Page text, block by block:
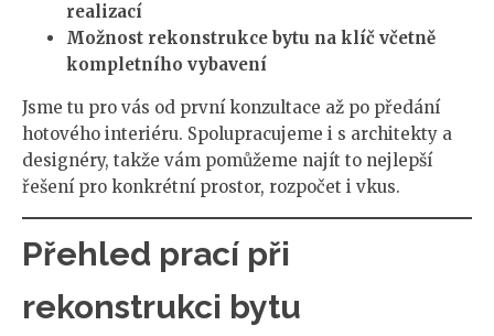
realizací
Možnost rekonstrukce bytu na klíč včetně
kompletního vybavení
Jsme tu pro vás od první konzultace až po předání
hotového interiéru. Spolupracujeme i s architekty a
designéry, takže vám pomůžeme najít to nejlepší
řešení pro konkrétní prostor, rozpočet i vkus.
Přehled prací při
rekonstrukci bytu